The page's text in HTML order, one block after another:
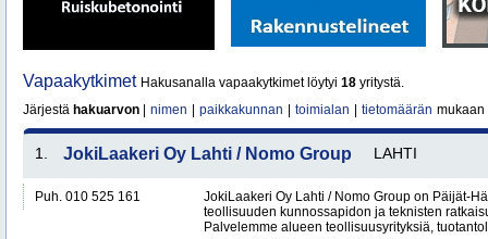
Vapaakytkimet Hakusanalla vapaakytkimet löytyi 18 yritystä.
Järjestä hakuarvon nimen paikkakunnan toimialan tietomäärän mukaan
1. JokiLaakeri Oy Lahti / Nomo Group LAHTI
Puh. 010 525 161
JokiLaakeri Oy Lahti / Nomo Group on Päijät-
teollisuuden kunnossapidon ja teknisten
Palvelemme alueen teollisuusyrityksiä,